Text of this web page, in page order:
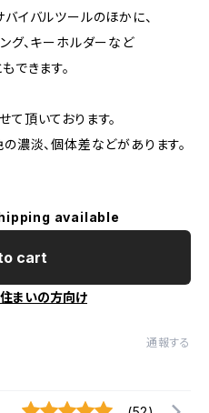
イバルツールのほかに、
グ、キーホルダーなど
できます。
頂いております。
濃淡、個体差などがあります。
available
cart
まいの方向け
通報する